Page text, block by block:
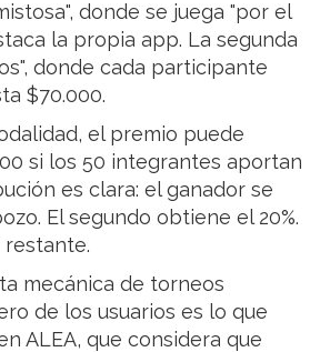
donde se juega "por el
la propia app. La segunda
donde cada participante
$70.000.
el premio puede
si los 50 integrantes aportan
es clara: el ganador se
El segundo obtiene el 20%.
restante.
mecánica de torneos
de los usuarios es lo que
ALEA, que considera que